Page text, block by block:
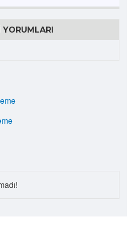
YORUMLARI